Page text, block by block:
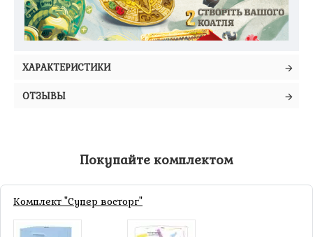
Коатль игра. Создание скульптур
ХАРАКТЕРИСТИКИ
ОТЗЫВЫ
Покупайте комплектом
Комплект "Супер восторг"